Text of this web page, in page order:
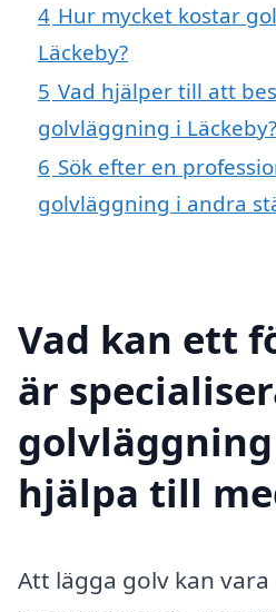
4 Hur mycket kostar
Läckeby?
5 Vad hjälper till att
golvläggning i Läckeby?
6 Sök efter en
golvläggning i andra
Vad kan ett
är
hjälpa till
Att lägga golv kan